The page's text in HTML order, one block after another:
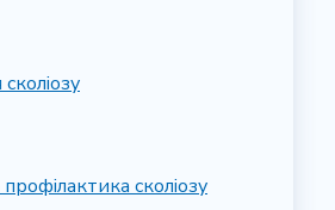
сколіозу